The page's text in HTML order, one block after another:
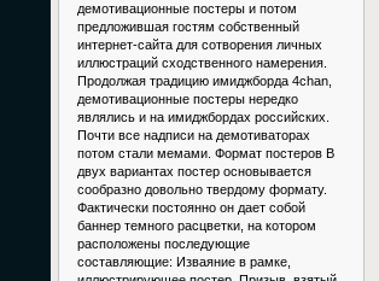
демотивационные постеры и потом
предложившая гостям собственный
интернет-сайта для сотворения личных
иллюстраций сходственного намерения.
Продолжая традицию имиджборда 4chan,
демотивационные постеры нередко
являлись и на имиджбордах российских.
Почти все надписи на демотиваторах
потом стали мемами. Формат постеров В
двух вариантах постер основывается
сообразно довольно твердому формату.
Фактически постоянно он дает собой
баннер темного расцветки, на котором
расположены последующие
составляющие: Изваяние в рамке,